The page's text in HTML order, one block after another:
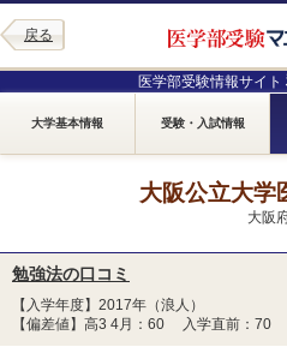
戻る
医学部受験情報サイト
大学基本情報 受験・入試情報
大阪公立大学
大阪
勉強法の口コミ
【入学年度】2017年（浪人）
【偏差値】高3 4月：60 入学直前：70